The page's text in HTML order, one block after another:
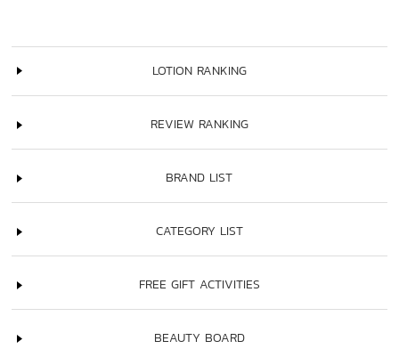
LOTION RANKING
REVIEW RANKING
BRAND LIST
CATEGORY LIST
FREE GIFT ACTIVITIES
BEAUTY BOARD